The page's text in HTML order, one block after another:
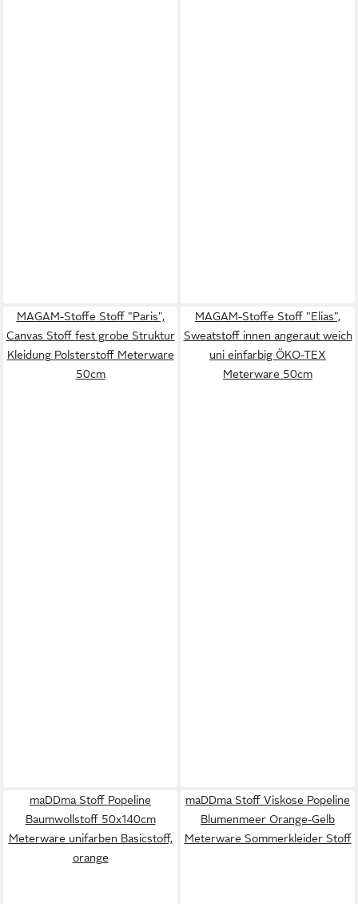
MAGAM-Stoffe Stoff "Paris",
Canvas Stoff fest grobe Struktur
Kleidung Polsterstoff Meterware
50cm
MAGAM-Stoffe Stoff "Elias",
Sweatstoff innen angeraut weich
uni einfarbig ÖKO-TEX
Meterware 50cm
maDDma Stoff Popeline
Baumwollstoff 50x140cm
Meterware unifarben Basicstoff,
orange
maDDma Stoff Viskose Popeline
Blumenmeer Orange-Gelb
Meterware Sommerkleider Stoff